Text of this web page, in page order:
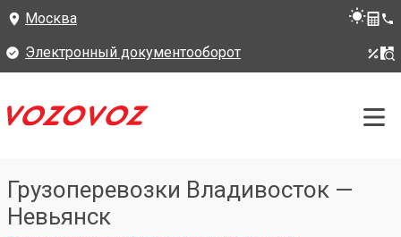
Москва
Электронный документооборот
Грузоперевозки Владивосток —
Невьянск